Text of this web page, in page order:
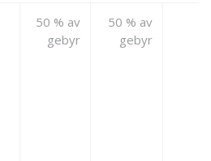
50 % av
gebyr
50 % av
gebyr